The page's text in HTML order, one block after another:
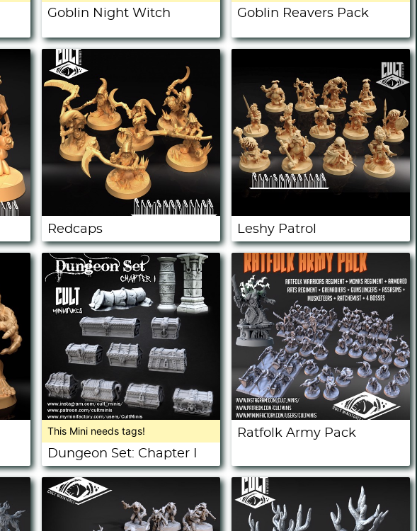
Goblin Night Witch Goblin Reavers Pack
Redcaps Leshy Patrol
This Mini needs tags!
Dungeon Set: Chapter I
Ratfolk Army Pack